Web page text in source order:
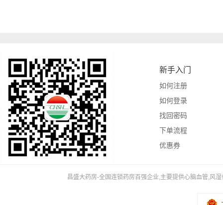
新手入门
如何注册
如何登录
找回密码
下单流程
优惠券
昌盛大药房-全国连锁药房百强企业,主要提供心脑血管,风